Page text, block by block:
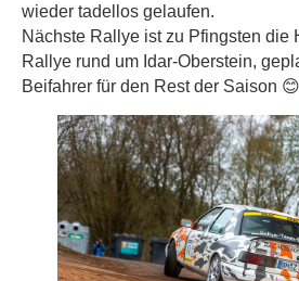
wieder tadellos gelaufen.
Nächste Rallye ist zu Pfingsten die
Rallye rund um Idar-Oberstein,
Beifahrer für den Rest der Saison 😊